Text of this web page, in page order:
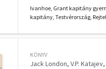
koldusdiák, Két
Ivanhoe, Grant kapitány
kapitány, Testvérország,
KÖNYV
Jack London V.P. Katajev